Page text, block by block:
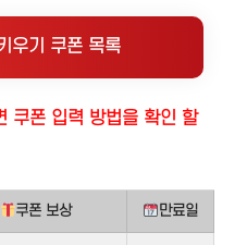
우기 쿠폰 목록
쿠폰 입력 방법을 확인 할
쿠폰 보상 만료일